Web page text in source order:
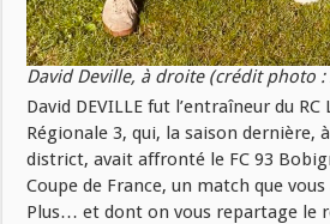
David Deville, à droite (crédit photo :
David DEVILLE fut l’entraîneur du
Régionale 3, qui, la saison dernière,
district, avait affronté le FC 93
Coupe de France, un match que vous
Plus… et dont on vous repartage le